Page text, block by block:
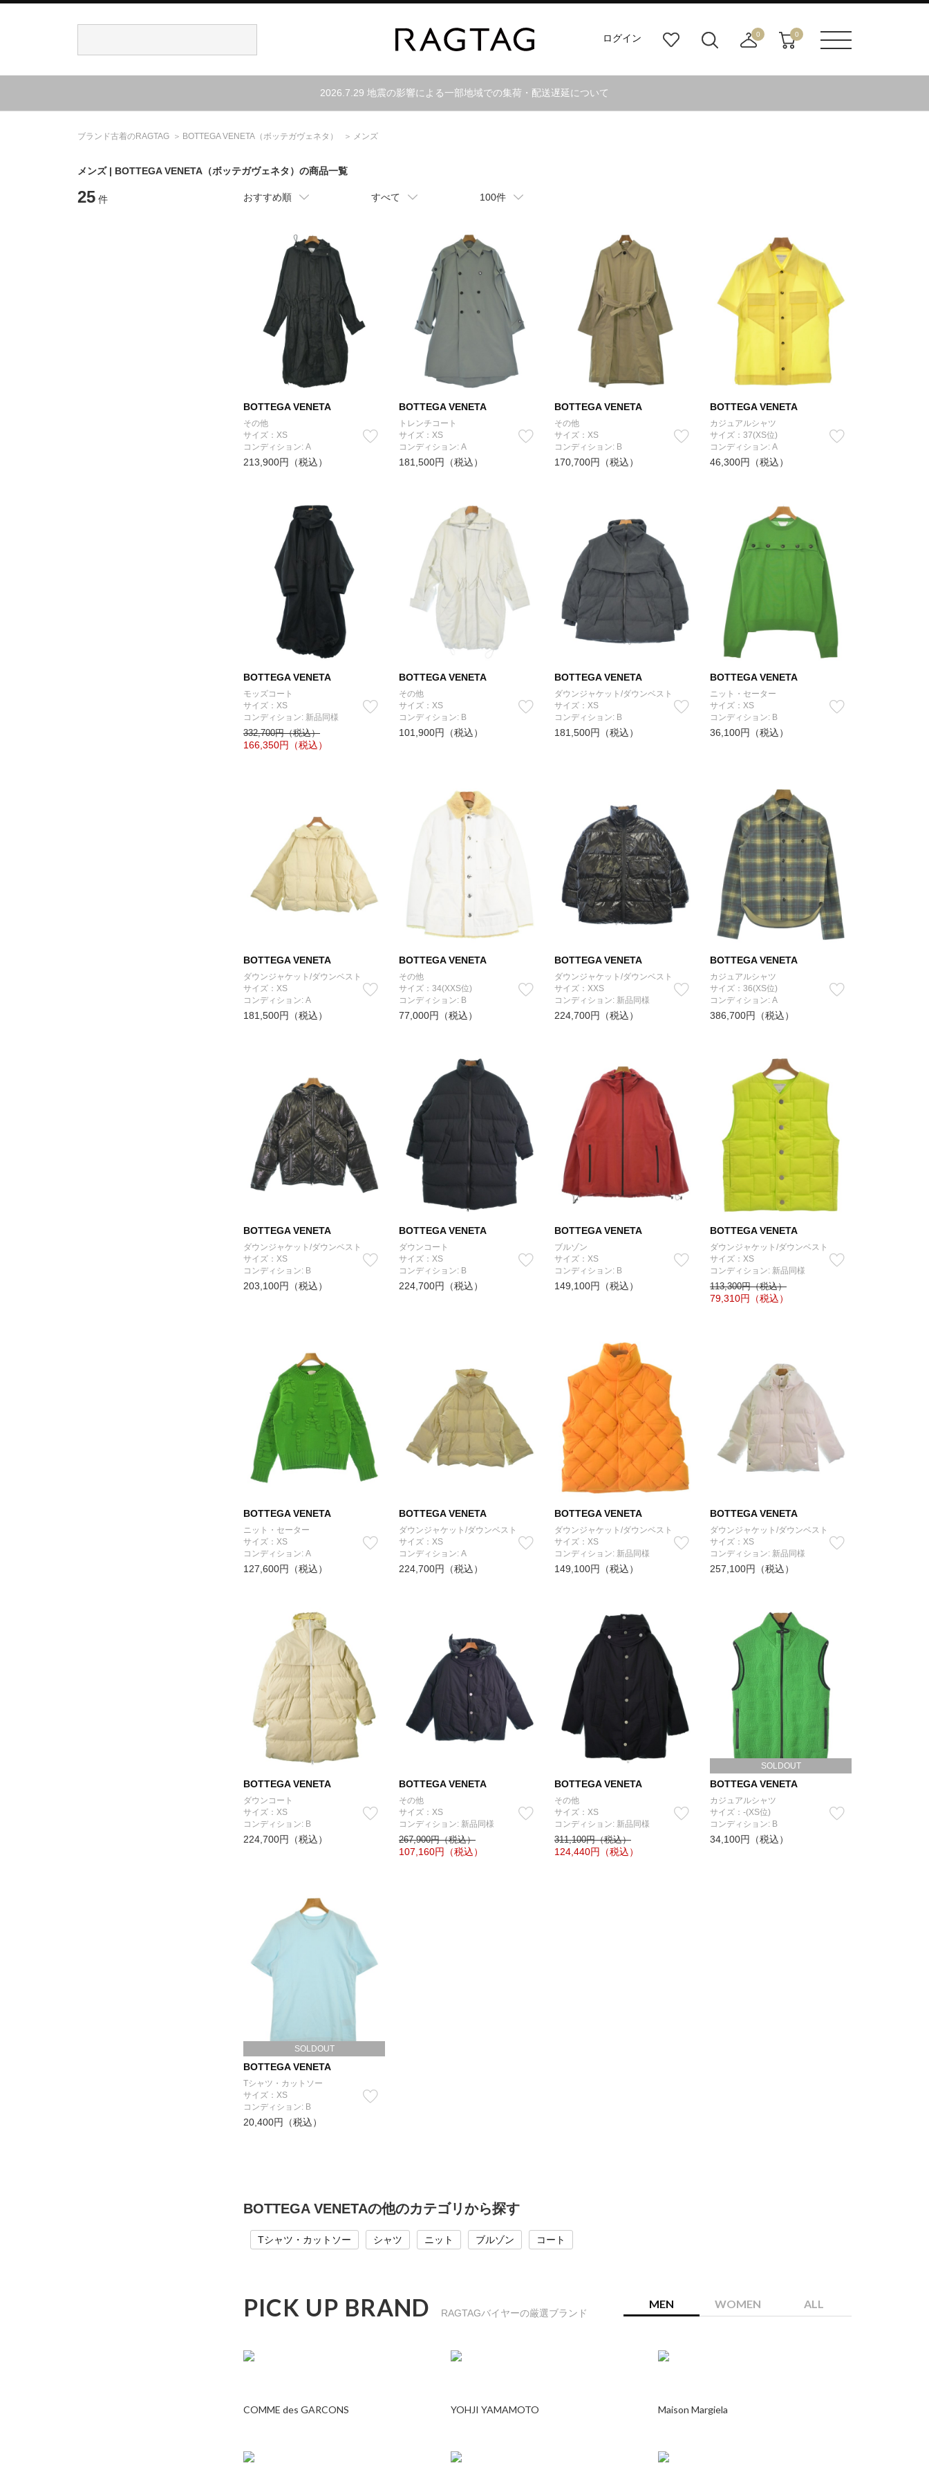
ログイン
り
ダ
0
寄
0
2026.7.29 地震の影響による一部地域での集荷・配送遅延について
ブランド古着のRAGTAG BOTTEGA VENETA （ボッテガヴェネタ） メンズ
メンズ | BOTTEGA VENETA （ボッテガヴェネタ） の商品一覧
25 件 おすすめ順 すべて 100件
BOTTEGA VENETA
その他
サイズ：XS
コンディション: A
213,900円（税込）
BOTTEGA VENETA
トレンチコート
サイズ：XS
コンディション: A
181,500円（税込）
BOTTEGA VENETA
その他
サイズ：XS
コンディション: B
170,700円（税込）
BOTTEGA VENETA
カジュアルシャツ
サイズ：37(XS位)
コンディション: A
46,300円（税込）
BOTTEGA VENETA
モッズコート
サイズ：XS
コンディション: 新品同様
332,700円（税込）
166,350円（税込）
BOTTEGA VENETA
その他
サイズ：XS
コンディション: B
101,900円（税込）
BOTTEGA VENETA
ダウンジャケット/ダウンベスト
サイズ：XS
コンディション: B
181,500円（税込）
BOTTEGA VENETA
ニット・セーター
サイズ：XS
コンディション: B
36,100円（税込）
BOTTEGA VENETA
ダウンジャケット/ダウンベスト
サイズ：XS
コンディション: A
181,500円（税込）
BOTTEGA VENETA
その他
サイズ：34(XXS位)
コンディション: B
77,000円（税込）
BOTTEGA VENETA
ダウンジャケット/ダウンベスト
サイズ：XXS
コンディション: 新品同様
224,700円（税込）
BOTTEGA VENETA
カジュアルシャツ
サイズ：36(XS位)
コンディション: A
386,700円（税込）
BOTTEGA VENETA
ダウンジャケット/ダウンベスト
サイズ：XS
コンディション: B
203,100円（税込）
BOTTEGA VENETA
ダウンコート
サイズ：XS
コンディション: B
224,700円（税込）
BOTTEGA VENETA
ブルゾン
サイズ：XS
コンディション: B
149,100円（税込）
BOTTEGA VENETA
ダウンジャケット/ダウンベスト
サイズ：XS
コンディション: 新品同様
113,300円（税込）
79,310円（税込）
BOTTEGA VENETA
ニット・セーター
サイズ：XS
コンディション: A
127,600円（税込）
BOTTEGA VENETA
ダウンジャケット/ダウンベスト
サイズ：XS
コンディション: A
224,700円（税込）
BOTTEGA VENETA
ダウンジャケット/ダウンベスト
サイズ：XS
コンディション: 新品同様
149,100円（税込）
BOTTEGA VENETA
ダウンジャケット/ダウンベスト
サイズ：XS
コンディション: 新品同様
257,100円（税込）
BOTTEGA VENETA
ダウンコート
サイズ：XS
コンディション: B
224,700円（税込）
BOTTEGA VENETA
その他
サイズ：XS
コンディション: 新品同様
267,900円（税込）
107,160円（税込）
BOTTEGA VENETA
その他
サイズ：XS
コンディション: 新品同様
311,100円（税込）
124,440円（税込）
SOLDOUT
BOTTEGA VENETA
カジュアルシャツ
サイズ：-(XS位)
コンディション: B
34,100円（税込）
SOLDOUT
BOTTEGA VENETA
Tシャツ・カットソー
サイズ：XS
コンディション: B
20,400円（税込）
BOTTEGA VENETAの他のカテゴリから探す
Tシャツ・カットソー シャツ ニット ブルゾン コート
PICK UP BRAND RAGTAGバイヤーの厳選ブランド
MEN WOMEN ALL
COMME des GARCONS YOHJI YAMAMOTO Maison Margiela